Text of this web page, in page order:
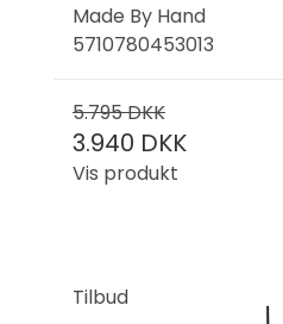
Made By Hand
5710780453013
5.795 DKK
3.940 DKK
Vis produkt
Tilbud